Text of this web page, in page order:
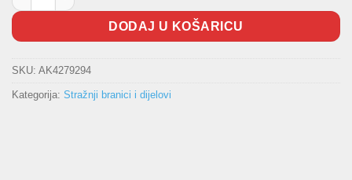
DODAJ U KOŠARICU
SKU: AK4279294
Kategorija: Stražnji branici i dijelovi